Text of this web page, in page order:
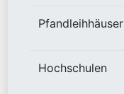
Pfandleihhäuser
Hochschulen